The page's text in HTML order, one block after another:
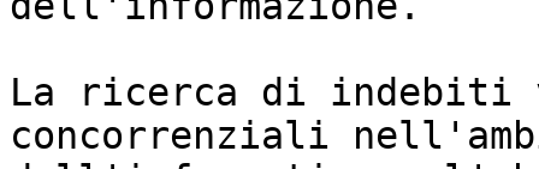
La ricerca di indebiti
concorrenziali